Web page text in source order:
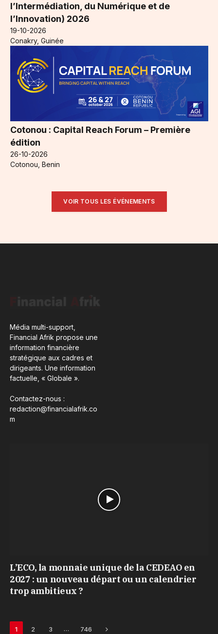
l’Intermédiation, du Numérique et de
l’Innovation) 2026
19-10-2026
Conakry, Guinée
Cotonou : Capital Reach Forum – Première
édition
26-10-2026
Cotonou, Benin
VOIR TOUS LES ÉVÉNEMENTS
Média multi-support,
Financial Afrik propose une
information financière
stratégique aux cadres et
dirigeants. Une information
factuelle, « Globale ».
Contactez-nous :
redaction@financialafrik.co
m
L’ECO, la monnaie unique de la CEDEAO en
2027 : un nouveau départ ou un calendrier
trop ambitieux ?
1 2 3 … 746 Next